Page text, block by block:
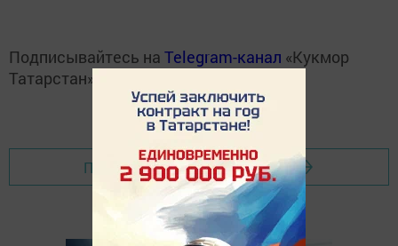
Подписывайтесь на Telegram-канал «Кукмор
Татарстан»
Перейти на страницу новости